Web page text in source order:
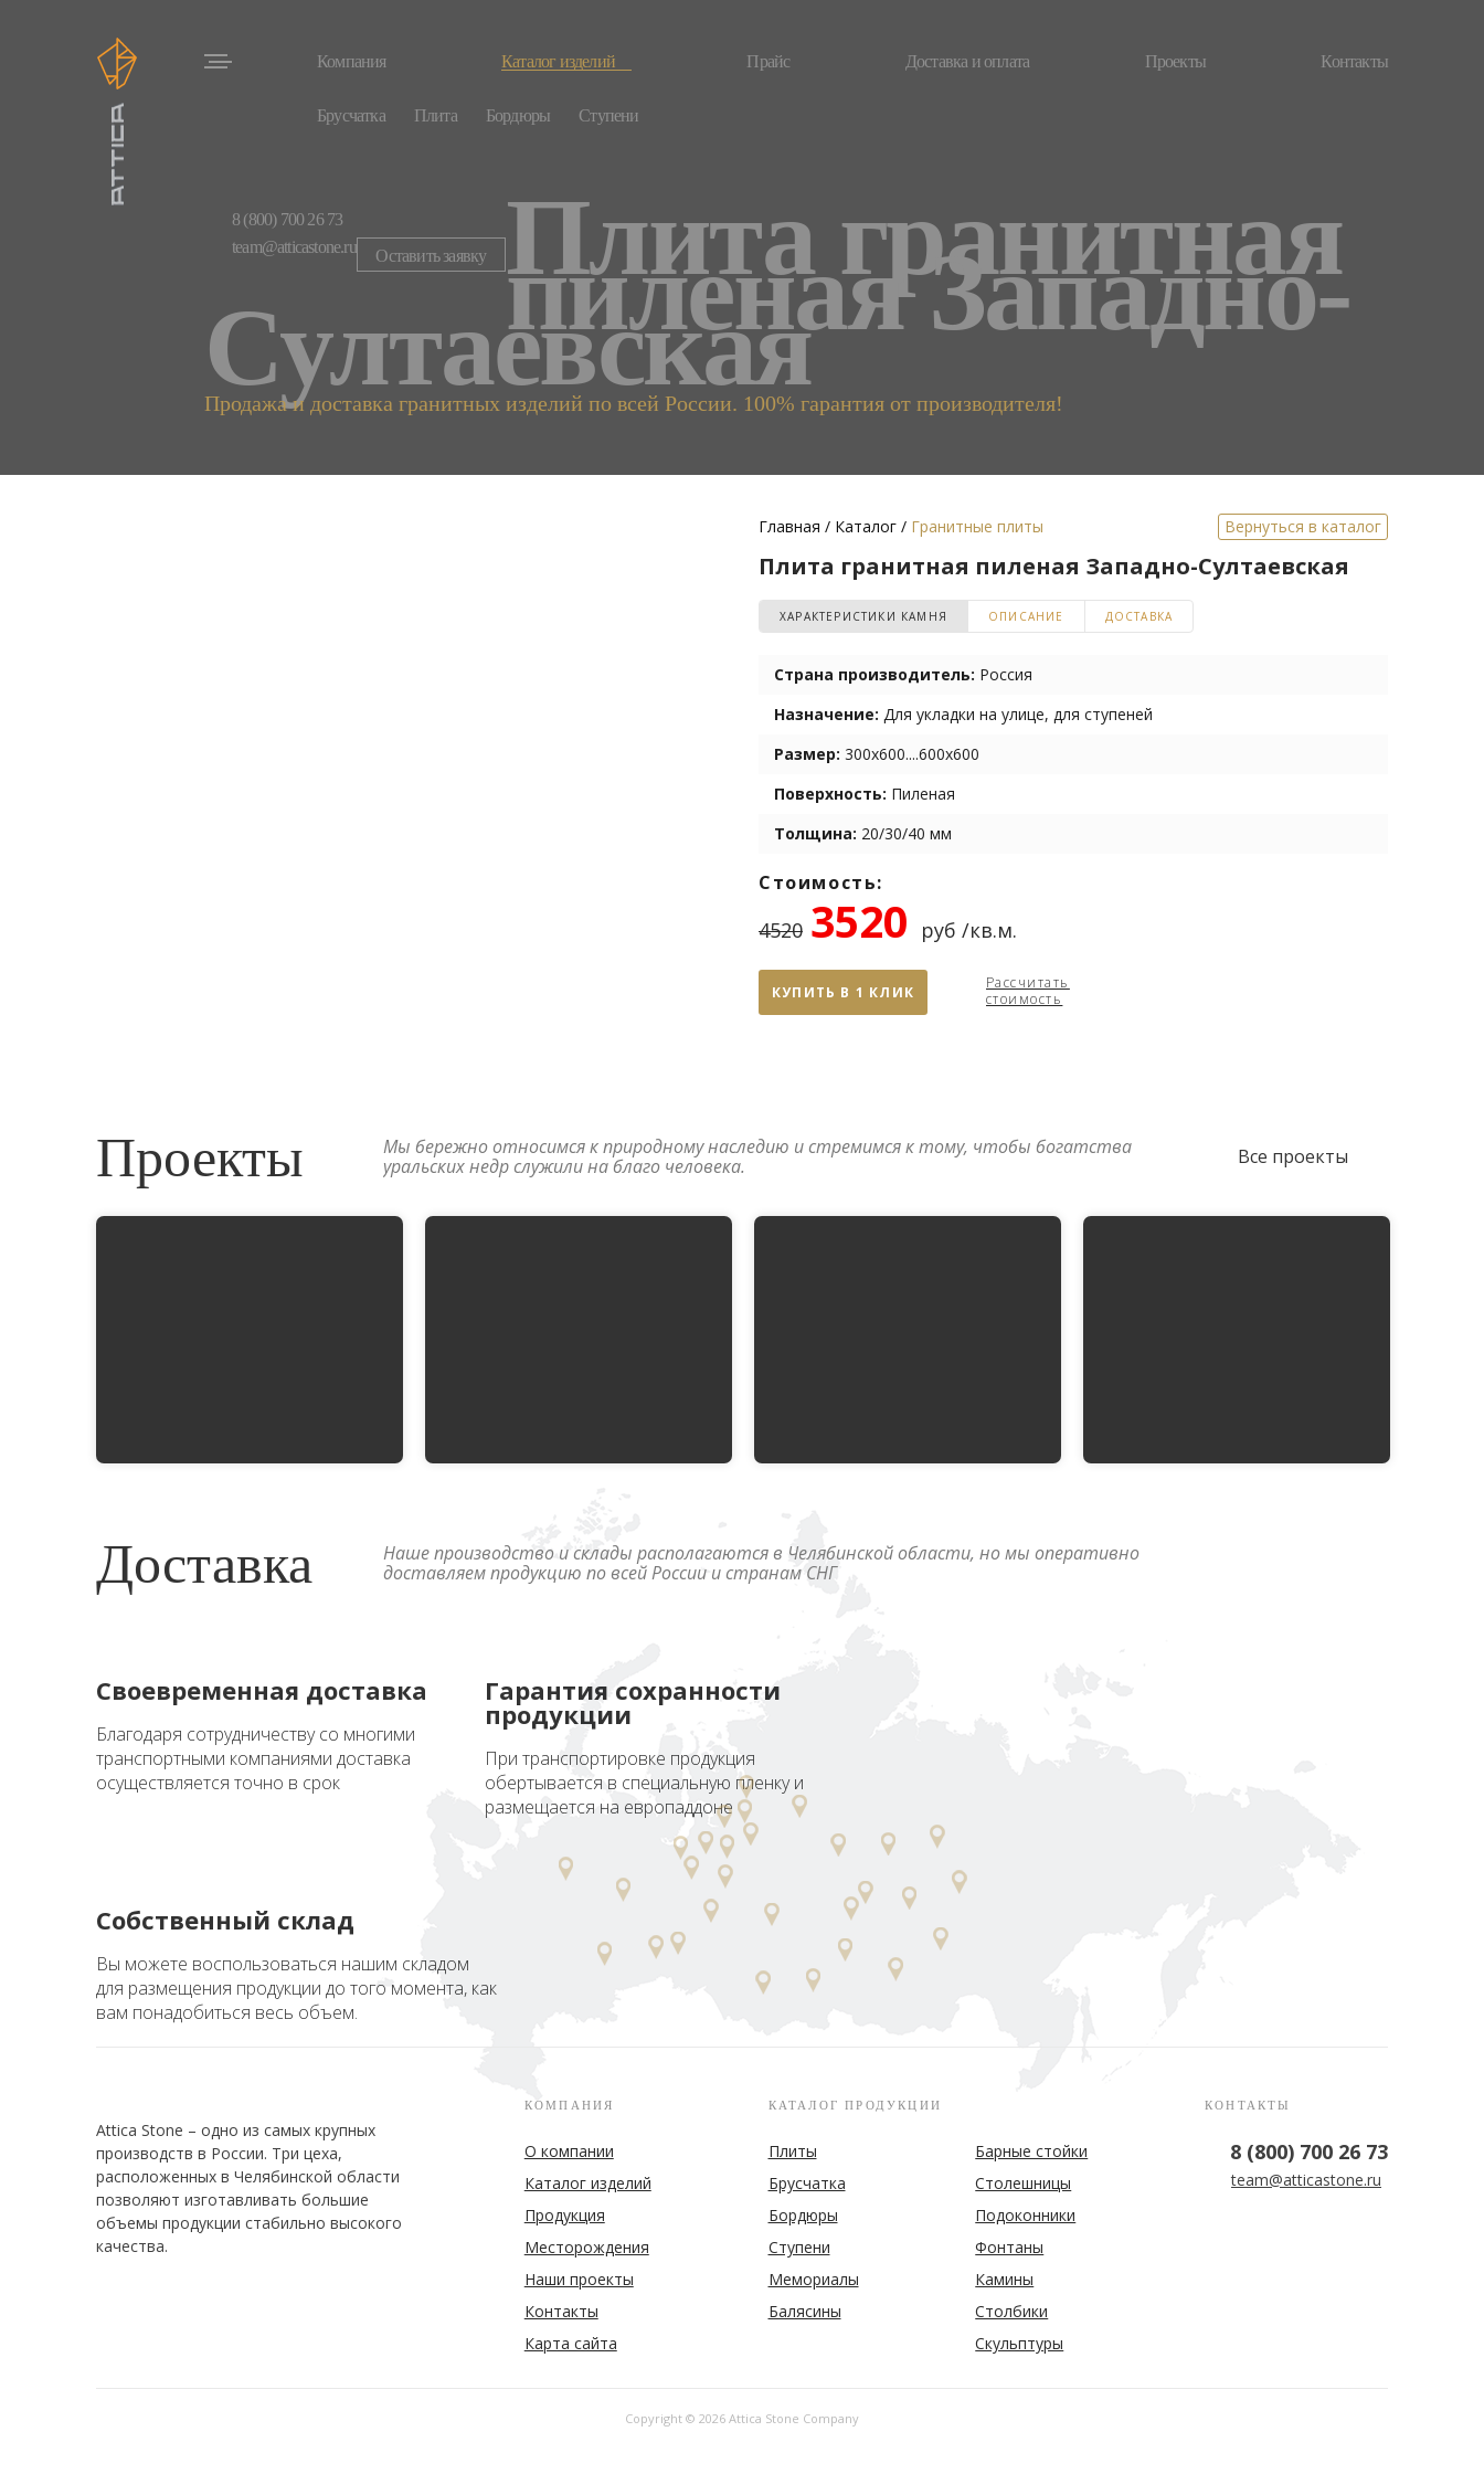
Каталог изделий
Бордюры Ступени
Прайс
Доставка и оплата
8 (800) 700 26 73
team@atticastone.ru
Оставить заявку
Компания Каталог изделий
Брусчатка Плита Бордюры Ступени
Прайс Доставка и оплата Проекты Контакты
Плита гранитная
пиленая Западно-
Султаевская
Продажа и доставка гранитных изделий по всей России. 100% гарантия от производителя!
Главная Каталог Гранитные плиты Вернуться в каталог
Плита гранитная пиленая Западно-Султаевская
ХАРАКТЕРИСТИКИ КАМНЯ ОПИСАНИЕ ДОСТАВКА
Страна производитель: Россия
Назначение: Для укладки на улице, для ступеней
Размер: 300х600....600х600
Поверхность: Пиленая
Толщина: 20/30/40 мм
Стоимость:
4520 3520 руб /кв.м.
КУПИТЬ В 1 КЛИК
Рассчитать
стоимость
Проекты
Мы бережно относимся к природному наследию и стремимся к тому, чтобы богатства
уральских недр служили на благо человека.
Все проекты
Доставка
Наше производство и склады располагаются в Челябинской области, но мы оперативно
доставляем продукцию по всей России и странам СНГ
Своевременная доставка
Благодаря сотрудничеству со многими
транспортными компаниями доставка
осуществляется точно в срок
Гарантия сохранности
продукции
При транспортировке продукция
обертывается в специальную пленку и
размещается на европаддоне
Собственный склад
Вы можете воспользоваться нашим складом
для размещения продукции до того момента, как
вам понадобиться весь объем.
Attica Stone – одно из самых крупных
производств в России. Три цеха,
расположенных в Челябинской области
позволяют изготавливать большие
объемы продукции стабильно высокого
качества.
КОМПАНИЯ
О компании
Каталог изделий
Продукция
Месторождения
Наши проекты
Контакты
Карта сайта
КАТАЛОГ ПРОДУКЦИИ
Плиты
Брусчатка
Бордюры
Ступени
Мемориалы
Балясины
Барные стойки
Столешницы
Подоконники
Фонтаны
Камины
Столбики
Скульптуры
КОНТАКТЫ
8 (800) 700 26 73
team@atticastone.ru
Copyright © 2026 Attica Stone Company